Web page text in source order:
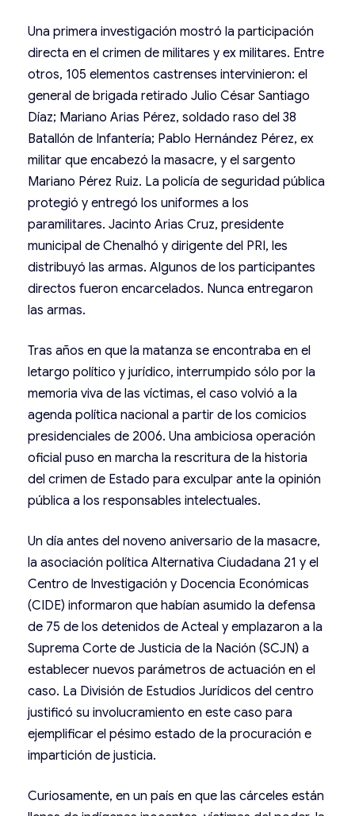
Una primera investigación mostró la participación
directa en el crimen de militares y ex militares. Entre
otros, 105 elementos castrenses intervinieron: el
general de brigada retirado Julio César Santiago
Díaz; Mariano Arias Pérez, soldado raso del 38
Batallón de Infantería; Pablo Hernández Pérez, ex
militar que encabezó la masacre, y el sargento
Mariano Pérez Ruiz. La policía de seguridad pública
protegió y entregó los uniformes a los
paramilitares. Jacinto Arias Cruz, presidente
municipal de Chenalhó y dirigente del PRI, les
distribuyó las armas. Algunos de los participantes
directos fueron encarcelados. Nunca entregaron
las armas.
Tras años en que la matanza se encontraba en el
letargo político y jurídico, interrumpido sólo por la
memoria viva de las víctimas, el caso volvió a la
agenda política nacional a partir de los comicios
presidenciales de 2006. Una ambiciosa operación
oficial puso en marcha la rescritura de la historia
del crimen de Estado para exculpar ante la opinión
pública a los responsables intelectuales.
Un día antes del noveno aniversario de la masacre,
la asociación política Alternativa Ciudadana 21 y el
Centro de Investigación y Docencia Económicas
(CIDE) informaron que habían asumido la defensa
de 75 de los detenidos de Acteal y emplazaron a la
Suprema Corte de Justicia de la Nación (SCJN) a
establecer nuevos parámetros de actuación en el
caso. La División de Estudios Jurídicos del centro
justificó su involucramiento en este caso para
ejemplificar el pésimo estado de la procuración e
impartición de justicia.
Curiosamente, en un país en que las cárceles están